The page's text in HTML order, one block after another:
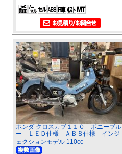
ホンダ クロスカブ１１０ ボニーブル
ー ＬＥＤ仕様 ＡＢＳ仕様 インジ
ェクションモデル 110cc